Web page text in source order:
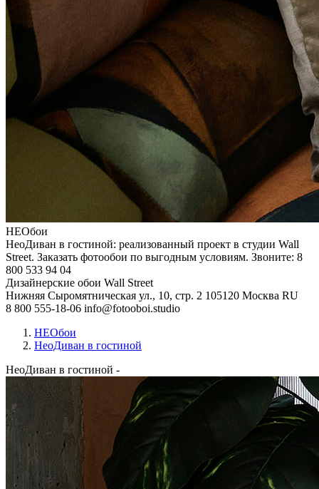
НЕОбои
НеоДиван в гостиной: реализованный проект в студии Wall
Street. Заказать фотообои по выгодным условиям. Звоните: 8
800 533 94 04
Дизайнерские обои Wall Street
Нижняя Сыромятническая ул., 10, стр. 2 105120 Москва RU
8 800 555-18-06 info@fotooboi.studio
НЕОбои
НеоДиван в гостиной
НеоДиван в гостиной -